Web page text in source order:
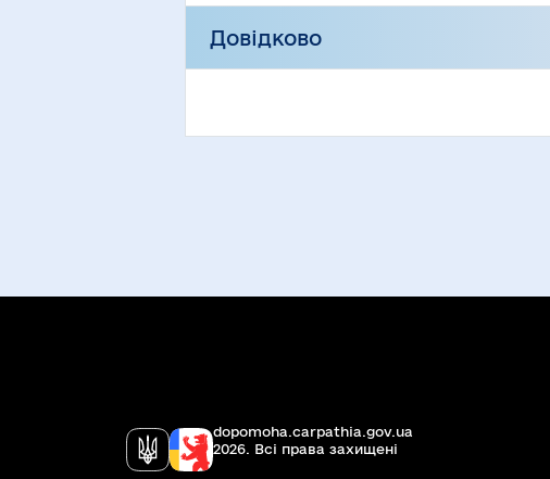
Довідково
dopomoha.carpathia.gov.ua
2026. Всi права захищенi